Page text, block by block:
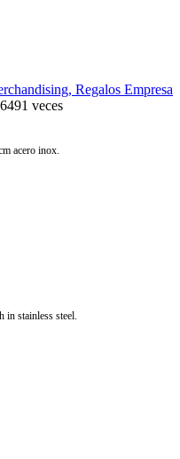
Regalos Empresa
6491 veces
acero inox.
in stainless steel.